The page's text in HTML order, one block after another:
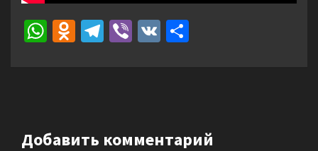
WhatsApp
Odnoklassniki
Telegram
Viber
VK
Добавить комментарий